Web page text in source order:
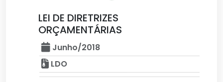
LEI DE DIRETRIZES
ORÇAMENTÁRIAS
Junho/2018
LDO